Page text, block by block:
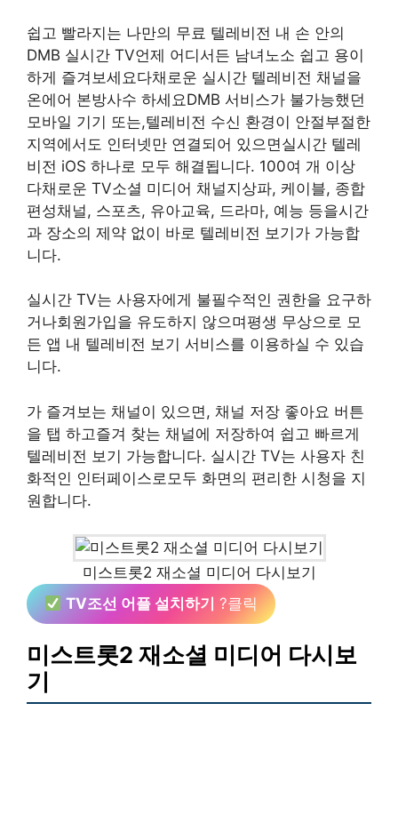
쉽고 빨라지는 나만의 무료 텔레비전 내 손 안의
DMB 실시간 TV언제 어디서든 남녀노소 쉽고 용이
하게 즐겨보세요다채로운 실시간 텔레비전 채널을
온에어 본방사수 하세요DMB 서비스가 불가능했던
모바일 기기 또는,텔레비전 수신 환경이 안절부절한
지역에서도 인터넷만 연결되어 있으면실시간 텔레
비전 iOS 하나로 모두 해결됩니다. 100여 개 이상
다채로운 TV소셜 미디어 채널지상파, 케이블, 종합
편성채널, 스포츠, 유아교육, 드라마, 예능 등을시간
과 장소의 제약 없이 바로 텔레비전 보기가 가능합
니다.
실시간 TV는 사용자에게 불필수적인 권한을 요구하
거나회원가입을 유도하지 않으며평생 무상으로 모
든 앱 내 텔레비전 보기 서비스를 이용하실 수 있습
니다.
가 즐겨보는 채널이 있으면, 채널 저장 좋아요 버튼
을 탭 하고즐겨 찾는 채널에 저장하여 쉽고 빠르게
텔레비전 보기 가능합니다. 실시간 TV는 사용자 친
화적인 인터페이스로모두 화면의 편리한 시청을 지
원합니다.
미스트롯2 재소셜 미디어 다시보기
TV조선 어플 설치하기 ?클릭
미스트롯2 재소셜 미디어 다시보
기